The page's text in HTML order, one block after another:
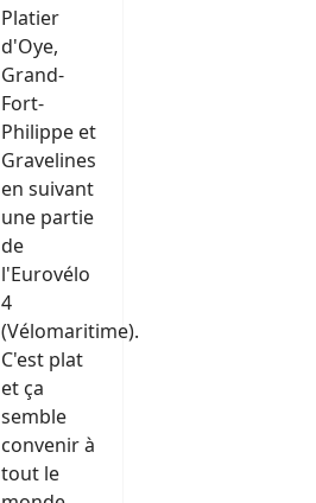
Platier
d'Oye,
Grand-
Fort-
Philippe et
Gravelines
en suivant
une partie
de
l'Eurovélo
4
(Vélomaritime).
C'est plat
et ça
semble
convenir à
tout le